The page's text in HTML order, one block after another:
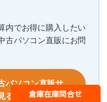
内でお得に購入したい
古パソコン直販にお問
パソコン直販サ
る